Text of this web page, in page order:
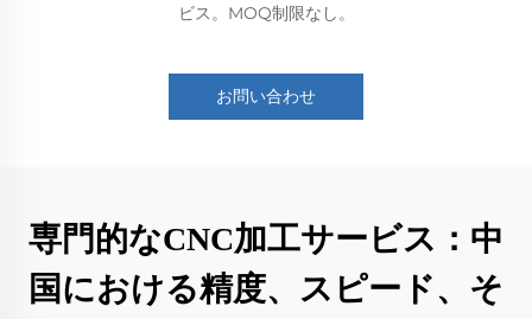
ビス。MOQ制限なし。
お問い合わせ
専門的なCNC加工サービス：中
国における精度、スピード、そ